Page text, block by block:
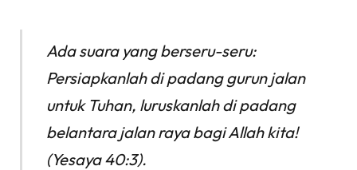
Ada suara yang berseru-seru:
Persiapkanlah di padang gurun jalan
untuk Tuhan, luruskanlah di padang
belantara jalan raya bagi Allah kita!
(Yesaya 40:3).